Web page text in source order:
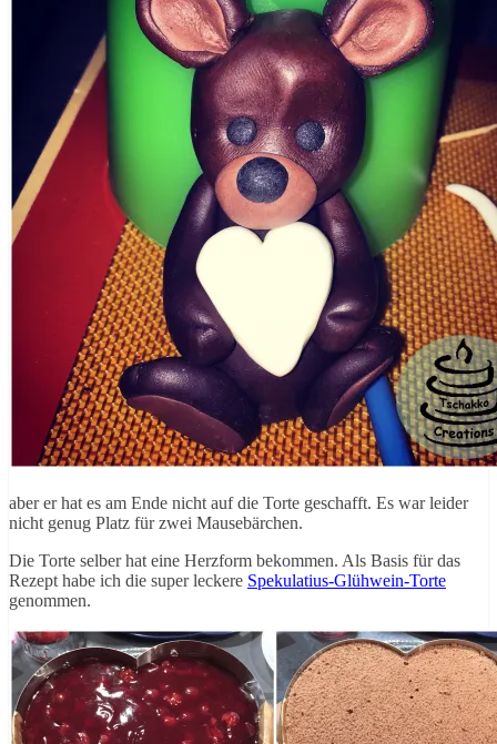
aber er hat es am Ende nicht auf die Torte geschafft. Es war leider
nicht genug Platz für zwei Mausebärchen.
Die Torte selber hat eine Herzform bekommen. Als Basis für das
Rezept habe ich die super leckere Spekulatius-Glühwein-Torte
genommen.